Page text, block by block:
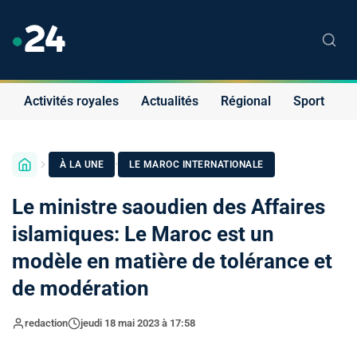
Activités royales Actualités Régional Sport
À LA UNE · LE MAROC INTERNATIONALE
Le ministre saoudien des Affaires
islamiques: Le Maroc est un
modèle en matière de tolérance et
de modération
redaction jeudi 18 mai 2023 à 17:58